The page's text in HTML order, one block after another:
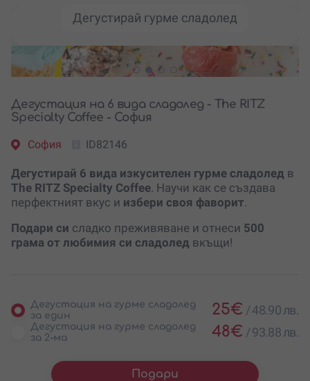
Дегустирай гурме сладолед
Дегустация на 6 вида сладолед - The RITZ
Specialty Coffee - София
София ID82146
Дегустирай 6 вида изкусителен гурме сладолед в
The RITZ Specialty Coffee. Научи как се създава
перфектният вкус и избери своя фаворит.
Подари си сладко преживяване и отнеси 500
грама от любимия си сладолед вкъщи!
Дегустация на гурме сладолед
за един
25€ /48.90 лв.
Дегустация на гурме сладолед
за 2-ма
48€ /93.88 лв.
Подари